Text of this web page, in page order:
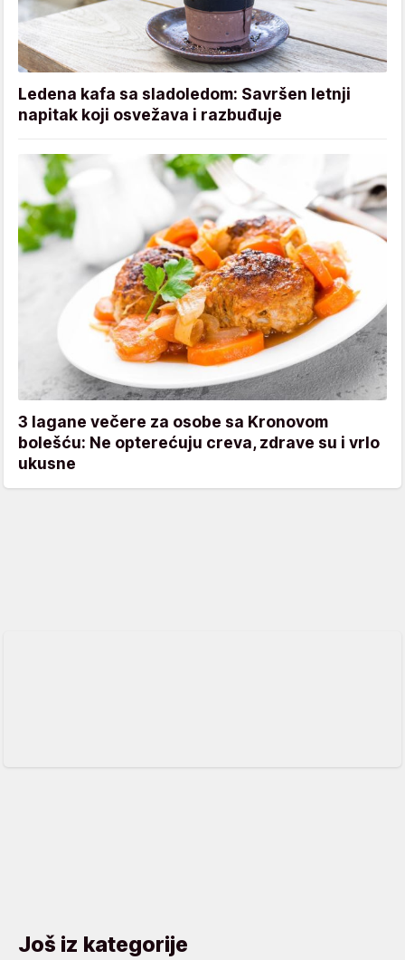
Ledena kafa sa sladoledom: Savršen letnji
napitak koji osvežava i razbuđuje
3 lagane večere za osobe sa Kronovom
bolešću: Ne opterećuju creva, zdrave su i vrlo
ukusne
Još iz kategorije